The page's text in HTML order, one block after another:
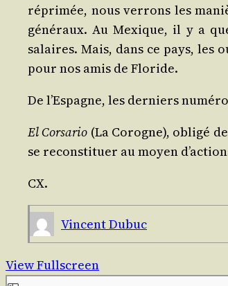
répri­mée, nous ver­rons les
géné­raux. Au Mexique, il y a
salaires. Mais, dans ce pays, les
pour nos amis de Floride.
De l’Es­pagne, les der­niers
El Cor­sa­rio (La Corogne), obli­gé
se recons­ti­tuer au moyen
CX.
Vincent Dubuc
View Fullscreen